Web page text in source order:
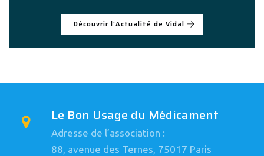
Découvrir l'Actualité de Vidal
Le Bon Usage du Médicament
Adresse de l’association :
88, avenue des Ternes, 75017 Paris